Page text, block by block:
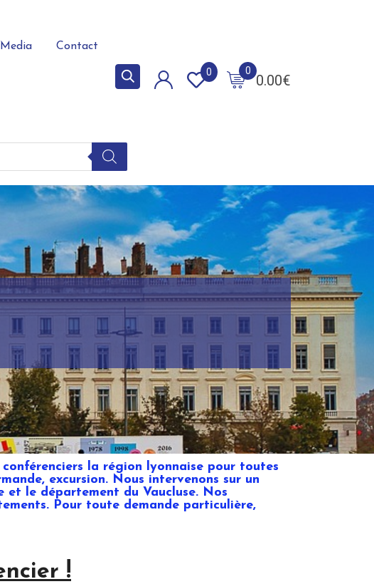
Contact
0.00€
0
0
la région lyonnaise pour toutes
excursion. Nous intervenons sur un
et le département du Vaucluse. Nos
Pour toute demande particulière,
!